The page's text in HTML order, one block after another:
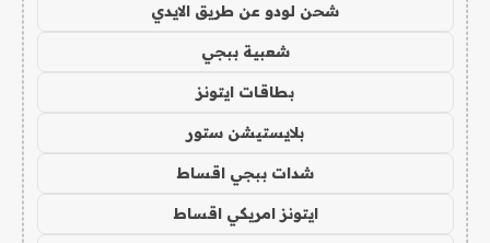
شحن لودو عن طريق الايدي
شعبية ببجي
بطاقات ايتونز
بلايستيشن ستور
شدات ببجي اقساط
ايتونز امريكي اقساط